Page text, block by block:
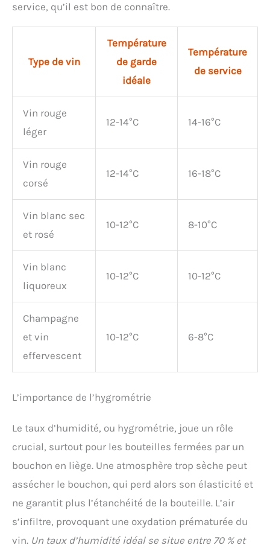
service, qu’il est bon de connaître.
Type de vin
Température
de garde
idéale
Température
de service
Vin rouge
léger
12-14°C 14-16°C
Vin rouge
corsé
12-14°C 16-18°C
Vin blanc sec
et rosé
10-12°C 8-10°C
Vin blanc
liquoreux
10-12°C 10-12°C
Champagne
et vin
effervescent
10-12°C 6-8°C
L’importance de l’hygrométrie
Le taux d’humidité, ou hygrométrie, joue un rôle
crucial, surtout pour les bouteilles fermées par un
bouchon en liège. Une atmosphère trop sèche peut
assécher le bouchon, qui perd alors son élasticité et
ne garantit plus l’étanchéité de la bouteille. L’air
s’infiltre, provoquant une oxydation prématurée du
vin. Un taux d’humidité idéal se situe entre 70 % et